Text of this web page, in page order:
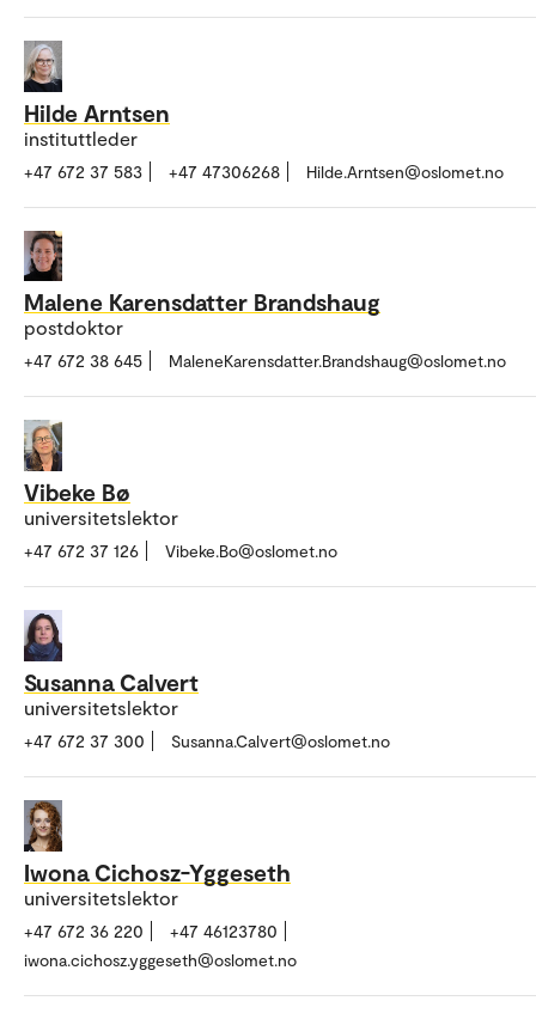
Hilde Arntsen
instituttleder
+47 672 37 583 +47 47306268 Hilde.Arntsen@oslomet.no
Malene Karensdatter Brandshaug
postdoktor
+47 672 38 645 MaleneKarensdatter.Brandshaug@oslomet.no
Vibeke Bø
universitetslektor
+47 672 37 126 Vibeke.Bo@oslomet.no
Susanna Calvert
universitetslektor
+47 672 37 300 Susanna.Calvert@oslomet.no
Iwona Cichosz-Yggeseth
universitetslektor
+47 672 36 220
+47 46123780
iwona.cichosz.yggeseth@oslomet.no